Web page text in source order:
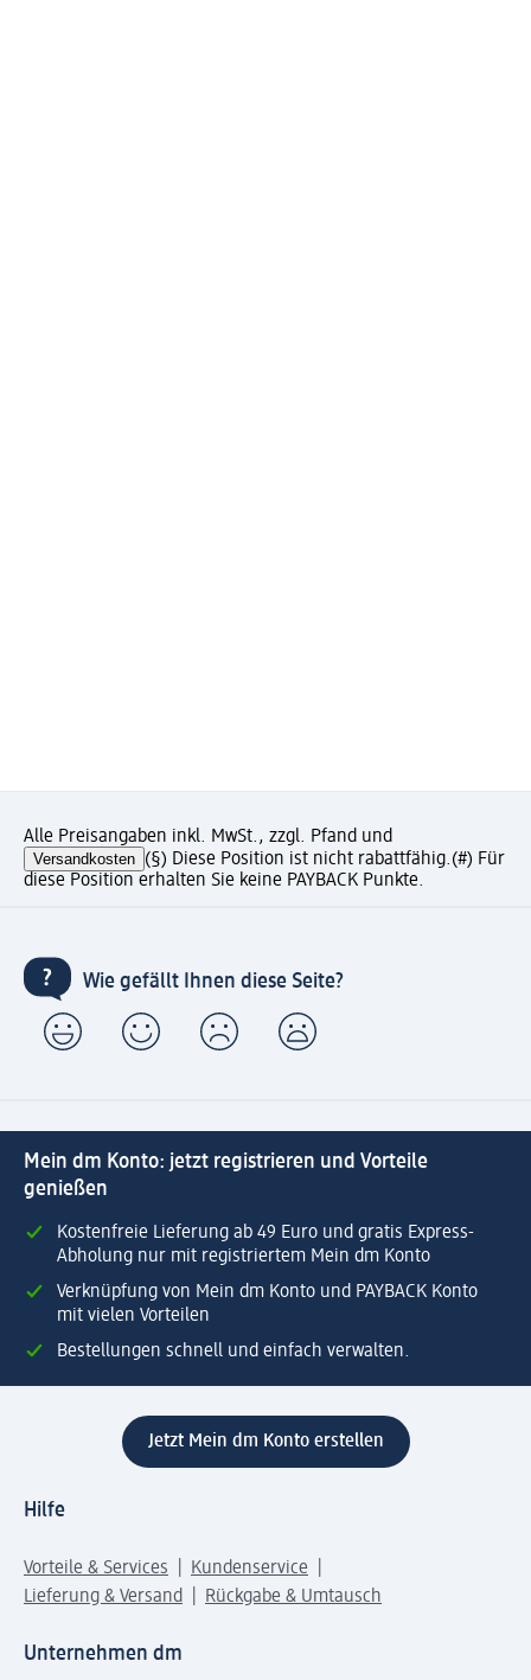
Alle Preisangaben inkl. MwSt., zzgl. Pfand und
Versandkosten (§) Diese Position ist nicht rabattfähig.(#) Für
diese Position erhalten Sie keine PAYBACK Punkte.
Wie gefällt Ihnen diese Seite?
Mein dm Konto: jetzt registrieren und Vorteile
genießen
Kostenfreie Lieferung ab 49 Euro und gratis Express-
Abholung nur mit registriertem Mein dm Konto
Verknüpfung von Mein dm Konto und PAYBACK Konto
mit vielen Vorteilen
Bestellungen schnell und einfach verwalten.
Jetzt Mein dm Konto erstellen
Hilfe
Vorteile & Services
Kundenservice
Lieferung & Versand
Rückgabe & Umtausch
Unternehmen dm